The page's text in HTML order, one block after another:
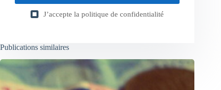
J’accepte la politique de confidentialité
Publications similaires